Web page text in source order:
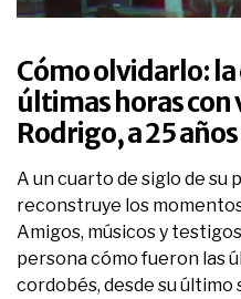
Cómo olvidarlo:
últimas horas con
Rodrigo, a 25
0
of
28
minutes,
51
seconds
A un cuarto de siglo de su
reconstruye los
Amigos, músicos y
persona cómo fueron las
cordobés, desde su